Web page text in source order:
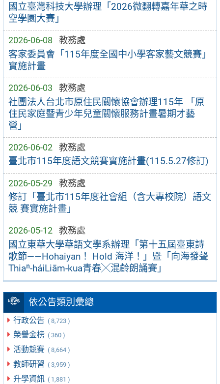
國立臺灣科技大學辦理「2026微翻轉嘉年華之時
空學園大賽」
2026-06-08 教務處
客家委員會「115年度全國中小學客家藝文競賽」
實施計畫
2026-06-03 教務處
社團法人台北市原住民關懷協會辦理115年 「原
住民家庭暨青少年兒童關懷服務計畫暑期才藝
營」
2026-06-02 教務處
臺北市115年度語文競賽實施計畫(115.5.27修訂)
2026-05-29 教務處
修訂「臺北市115年度社會組（含大專校院）語文
競 賽實施計畫」
2026-05-12 教務處
國立東華大學華語文學系辦理「第十五屆臺東詩
歌節——Hohaiyan！ Hold 海洋！」暨「向海發聲
Thiaⁿ-háiLiām-kua青春╳混齡朗誦賽」
依公告類別彙總
行政公告 ( 8,723 )
榮譽金榜 ( 360 )
活動競賽 ( 8,664 )
教師研習 ( 3,959 )
升學資訊 ( 1,881 )